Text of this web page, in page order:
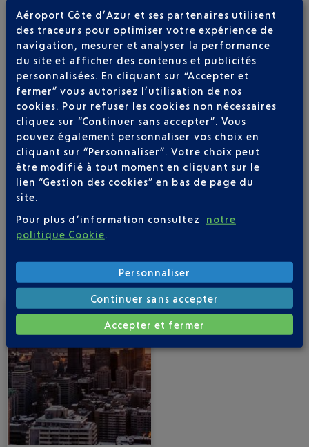
D'un bout à l'autre du pays, les paysages et les territoires sont
tellement différents qu'un seul voyage ne vous permettra pas
d'appréhender la diversité du Canada. Lesvols Nice Canada
vous permettront d'y retourner plusieurs fois car les sites
incontournables ne manquent pas, à commencer par les chutes
du Niagara. Il y a les grandes agglomérations telles que
Vancouver, Québec, Ottawa ou Toronto qui méritent chacune
que l'on s'y attarde afin de découvrir leur identité propre.
Grâce au
vol Nice Canada
, la découverte du Canada vous tend
les bras ! Et puis que serait un séjour au Canada sans une
escale dans la plus francophone des villes du continent
américain :Montréal!
1 DESTINATION(S) VERS LE CANADA AU
Aéroport Côte d’Azur et ses partenaires utilisent
des traceurs pour optimiser votre expérience de
navigation, mesurer et analyser la performance
du site et afficher des contenus et publicités
personnalisées. En cliquant sur “Accepter et
fermer” vous autorisez l’utilisation de nos
cookies. Pour refuser les cookies non nécessaires
cliquez sur “Continuer sans accepter”. Vous
pouvez également personnaliser vos choix en
cliquant sur “Personnaliser”. Votre choix peut
être modifié à tout moment en cliquant sur le
lien “Gestion des cookies” en bas de page du
site.
Pour plus d’information consultez
notre
politique Cookie.
Personnaliser
Continuer sans accepter
Accepter et fermer